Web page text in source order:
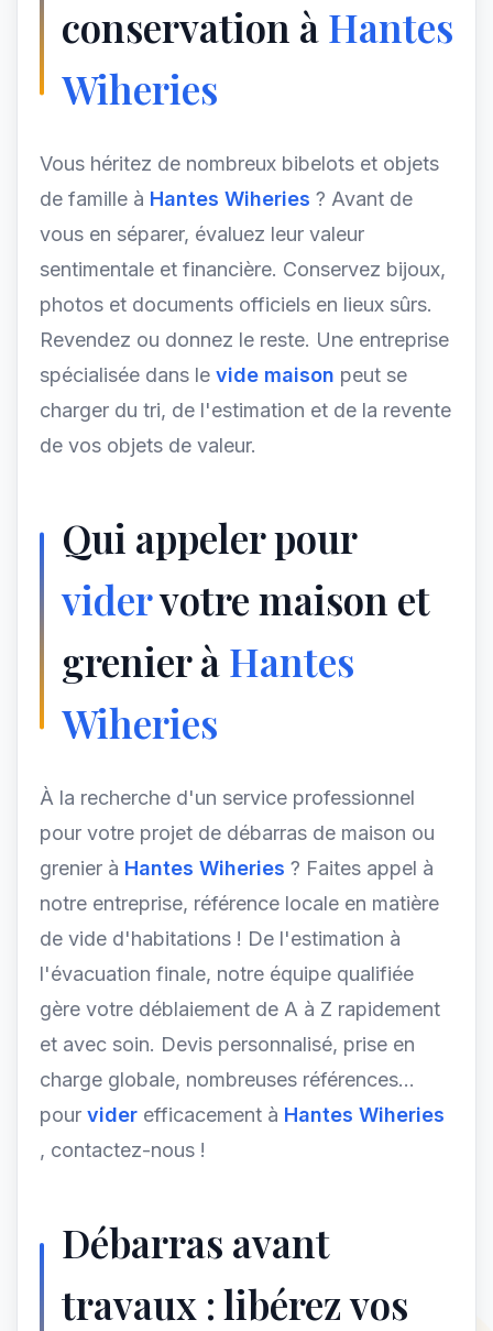
conservation àHantes
Wiheries
Vous héritez de nombreux bibelots et objets
de famille à Hantes Wiheries ? Avant de
vous en séparer, évaluez leur valeur
sentimentale et financière. Conservez bijoux,
photos et documents officiels en lieux sûrs.
Revendez ou donnez le reste. Une entreprise
spécialisée dans le vide maison peut se
charger du tri, de l'estimation et de la revente
de vos objets de valeur.
Qui appeler pour
vidervotre maison et
grenier àHantes
Wiheries
À la recherche d'un service professionnel
pour votre projet de débarras de maison ou
grenier à Hantes Wiheries ? Faites appel à
notre entreprise, référence locale en matière
de vide d'habitations ! De l'estimation à
l'évacuation finale, notre équipe qualifiée
gère votre déblaiement de A à Z rapidement
et avec soin. Devis personnalisé, prise en
charge globale, nombreuses références...
pour vider efficacement à Hantes Wiheries
, contactez-nous !
Débarras avant
travaux : libérez vos